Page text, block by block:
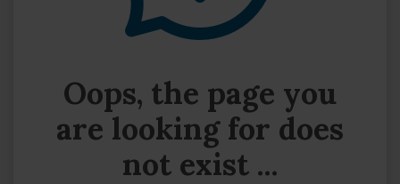
Oops, the page you
are looking for does
not exist ...